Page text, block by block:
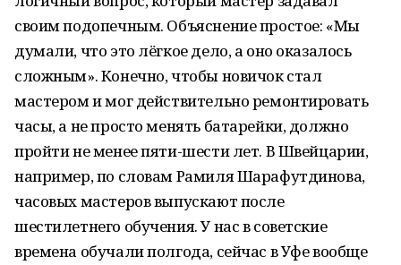
своим подопечным. Объяснение простое: «Мы
думали, что это лёгкое дело, а оно оказалось
сложным». Конечно, чтобы новичок стал
мастером и мог действительно ремонтировать
часы, а не просто менять батарейки, должно
пройти не менее пяти-шести лет. В Швейцарии,
например, по словам Рамиля Шарафутдинова,
часовых мастеров выпускают после
шестилетнего обучения. У нас в советские
времена обучали полгода, сейчас в Уфе вообще